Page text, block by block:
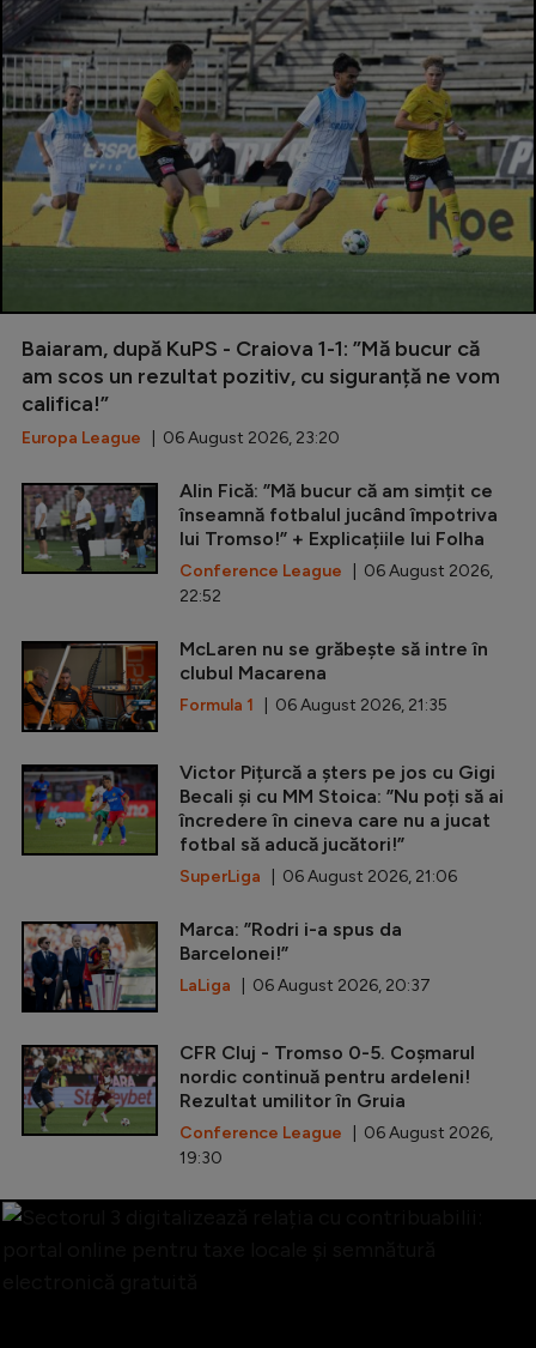
Baiaram, după KuPS - Craiova 1-1: ”Mă bucur că
am scos un rezultat pozitiv, cu siguranță ne vom
califica!”
Europa League | 06 August 2026, 23:20
Alin Fică: ”Mă bucur că am simțit ce
înseamnă fotbalul jucând împotriva
lui Tromso!” + Explicațiile lui Folha
Conference League | 06 August 2026,
22:52
McLaren nu se grăbește să intre în
clubul Macarena
Formula 1 | 06 August 2026, 21:35
Victor Pițurcă a șters pe jos cu Gigi
Becali și cu MM Stoica: ”Nu poți să ai
încredere în cineva care nu a jucat
fotbal să aducă jucători!”
SuperLiga | 06 August 2026, 21:06
Marca: ”Rodri i-a spus da
Barcelonei!”
LaLiga | 06 August 2026, 20:37
CFR Cluj - Tromso 0-5. Coșmarul
nordic continuă pentru ardeleni!
Rezultat umilitor în Gruia
Conference League | 06 August 2026,
19:30